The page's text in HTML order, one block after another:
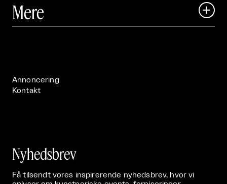
 Art Matter Festival
Mere 
Annoncering
Kontakt
Nyhedsbrev
Få tilsendt vores inspirerende nyhedsbrev, hvor vi